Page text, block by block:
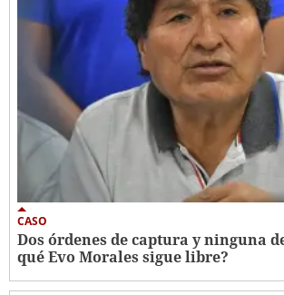
CASO
Dos órdenes de captura y ninguna
qué Evo Morales sigue libre?